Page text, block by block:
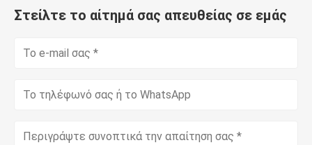
Στείλτε το αίτημά σας απευθείας σε εμάς